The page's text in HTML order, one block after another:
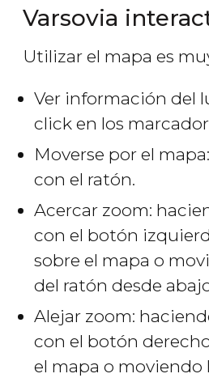
Varsovia
Utilizar el mapa es
Ver información del
click en los
Moverse por el
con el ratón.
Acercar zoom:
con el botón
sobre el mapa o
del ratón desde
Alejar zoom:
con el botón
el mapa o moviendo